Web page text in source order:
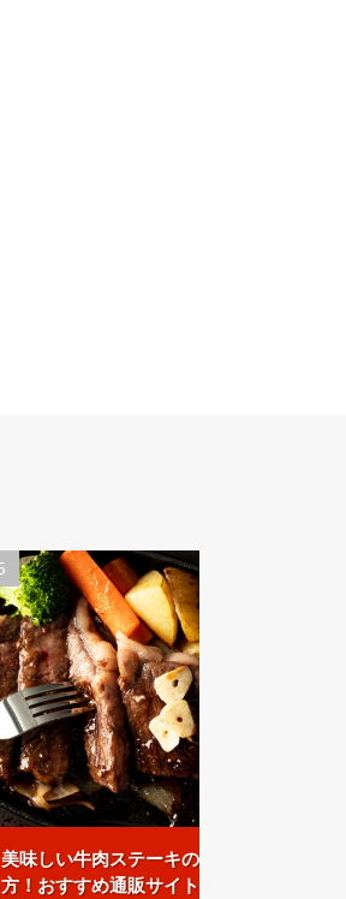
美味しい牛肉ステーキの選び
方！おすすめ通販サイトをご